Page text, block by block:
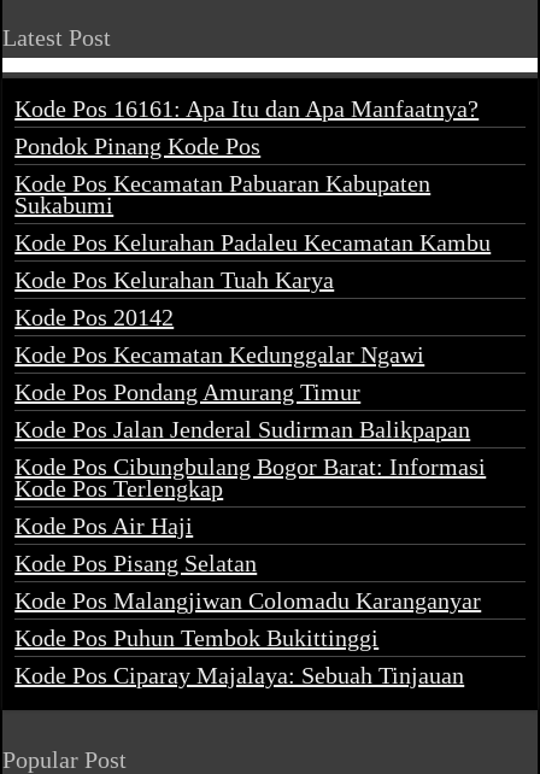
Latest Post
Kode Pos 16161: Apa Itu dan Apa Manfaatnya?
Pondok Pinang Kode Pos
Kode Pos Kecamatan Pabuaran Kabupaten
Sukabumi
Kode Pos Kelurahan Padaleu Kecamatan Kambu
Kode Pos Kelurahan Tuah Karya
Kode Pos 20142
Kode Pos Kecamatan Kedunggalar Ngawi
Kode Pos Pondang Amurang Timur
Kode Pos Jalan Jenderal Sudirman Balikpapan
Kode Pos Cibungbulang Bogor Barat: Informasi
Kode Pos Terlengkap
Kode Pos Air Haji
Kode Pos Pisang Selatan
Kode Pos Malangjiwan Colomadu Karanganyar
Kode Pos Puhun Tembok Bukittinggi
Kode Pos Ciparay Majalaya: Sebuah Tinjauan
Popular Post